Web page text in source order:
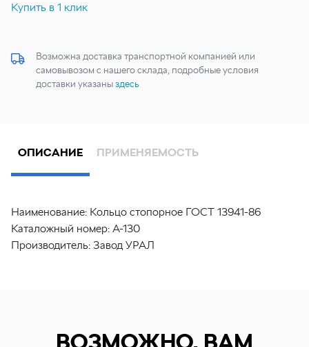
Купить в 1 клик
Возможна доставка транспортной компанией или
самовывозом с нашего склада, подробные условия
доставки указаныздесь
ОПИСАНИЕ ПРИМЕНЯЕМОСТЬ
Наименование: Кольцо стопорное ГОСТ 13941-86
Каталожный номер: А-130
Производитель: Завод УРАЛ